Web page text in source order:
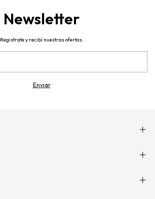
Newsletter
Registrate y recibí nuestras ofertas.